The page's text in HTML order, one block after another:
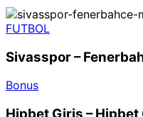
FUTBOL
Sivasspor –
Bonus